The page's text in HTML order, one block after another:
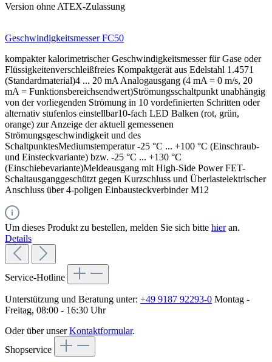
Version ohne ATEX-Zulassung
Geschwindigkeitsmesser FC50
kompakter kalorimetrischer Geschwindigkeitsmesser für Gase oder
Flüssigkeitenverschleißfreies Kompaktgerät aus Edelstahl 1.4571
(Standardmaterial)4 ... 20 mA Analogausgang (4 mA = 0 m/s, 20
mA = Funktionsbereichsendwert)Strömungsschaltpunkt unabhängig
von der vorliegenden Strömung in 10 vordefinierten Schritten oder
alternativ stufenlos einstellbar10-fach LED Balken (rot, grün,
orange) zur Anzeige der aktuell gemessenen
Strömungsgeschwindigkeit und des
SchaltpunktesMediumstemperatur -25 °C ... +100 °C (Einschraub-
und Einsteckvariante) bzw. -25 °C ... +130 °C
(Einschiebevariante)Meldeausgang mit High-Side Power FET-
Schaltausganggeschützt gegen Kurzschluss und Überlastelektrischer
Anschluss über 4-poligen Einbausteckverbinder M12
Um dieses Produkt zu bestellen, melden Sie sich bitte hieran.
Details
Service-Hotline
Unterstützung und Beratung unter: +49 9187 92293-0 Montag -
Freitag, 08:00 - 16:30 Uhr
Oder über unserKontaktformular.
Shopservice